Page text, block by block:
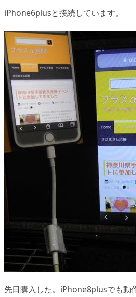
iPhone6plusと接続しています。
先日購入した。iPhone8plusでも動